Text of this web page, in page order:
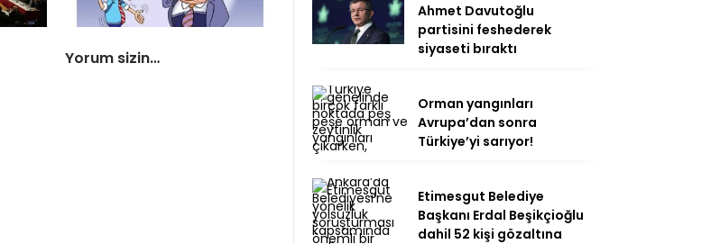
Yorum sizin…
Ahmet Davutoğlu
partisini feshederek
siyaseti bıraktı
Orman yangınları
Avrupa’dan sonra
Türkiye’yi sarıyor!
Etimesgut Belediye
Başkanı Erdal Beşikçioğlu
dahil 52 kişi gözaltına